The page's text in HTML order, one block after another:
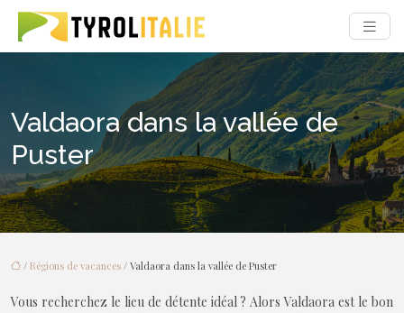
Valdaora dans la vallée de
Puster
/ Régions de vacances / Valdaora dans la vallée de Puster
Vous recherchez le lieu de détente idéal ? Alors Valdaora est le bon